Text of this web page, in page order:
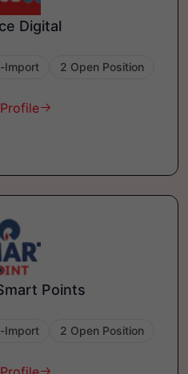
Digital
Import 2 Open Position
Points
Import 2 Open Position